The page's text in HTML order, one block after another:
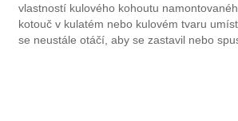
vlastností kulového kohoutu
kotouč v kulatém nebo kulovém tvaru
se neustále otáčí, aby se zastavil nebo